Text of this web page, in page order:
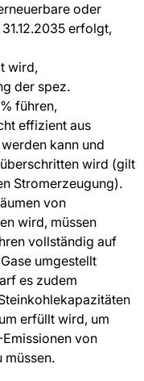
oder
erfolgt,
wird,
der spez.
führen,
effizient aus
kann und
wird (gilt
Stromerzeugung).
von
wird, müssen
vollständig auf
umgestellt
es zudem
erfüllt wird, um
von
müssen.